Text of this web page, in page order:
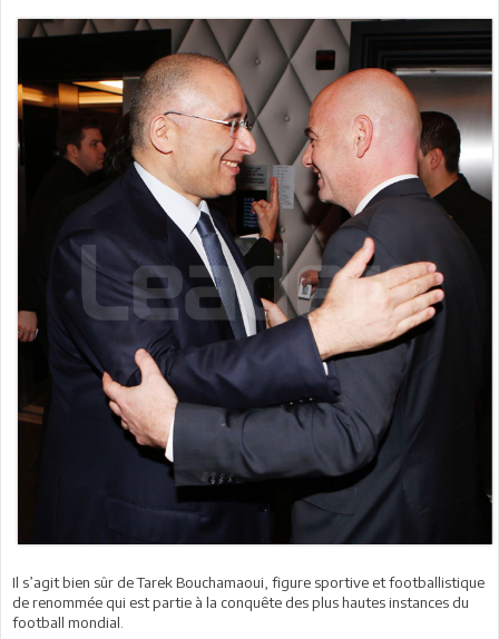
Il s’agit bien sûr de Tarek Bouchamaoui, figure sportive et footballistique
de renommée qui est partie à la conquête des plus hautes instances du
football mondial.